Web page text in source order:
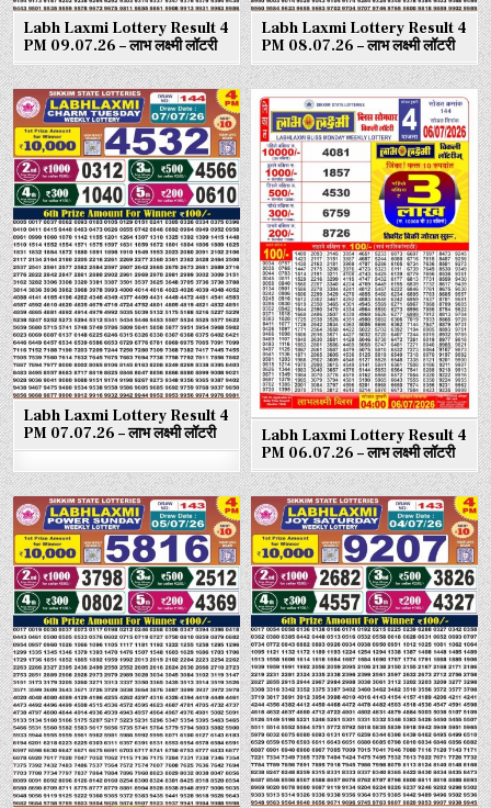
Labh Laxmi Lottery Result 4
PM 09.07.26 – लाभ लक्ष्मी लॉटरी
Labh Laxmi Lottery Result 4
PM 08.07.26 – लाभ लक्ष्मी लॉटरी
Labh Laxmi Lottery Result 4
PM 07.07.26 – लाभ लक्ष्मी लॉटरी
Labh Laxmi Lottery Result 4
PM 06.07.26 – लाभ लक्ष्मी लॉटरी